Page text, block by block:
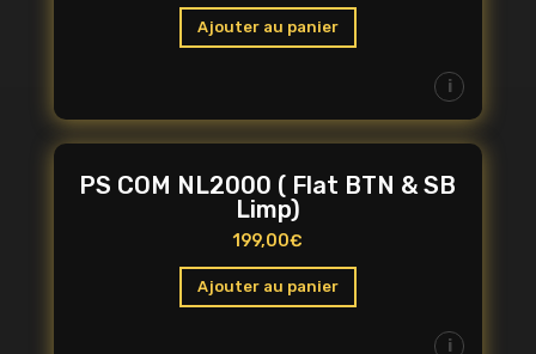
Ajouter au panier
i
PS COM NL2000 ( Flat BTN & SB
Limp)
199,00€
Ajouter au panier
i